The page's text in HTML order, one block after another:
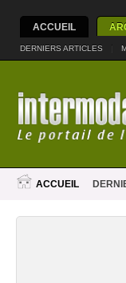
ACCUEIL
DERNIERS ARTICLES |
ACCUEIL